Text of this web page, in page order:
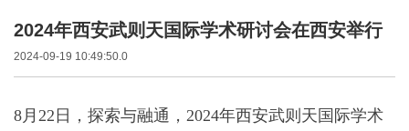
2024年西安武则天国际学术研讨会在西安举行
2024-09-19 10:49:50.0
8月22日，探索与融通，2024年西安武则天国际学术